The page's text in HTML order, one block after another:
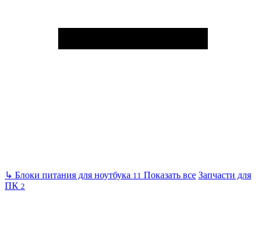
↳ Блоки питания для ноутбука 11 Показать все Запчасти для
ПК 2